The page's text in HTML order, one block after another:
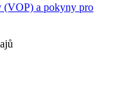
(VOP) a pokyny pro